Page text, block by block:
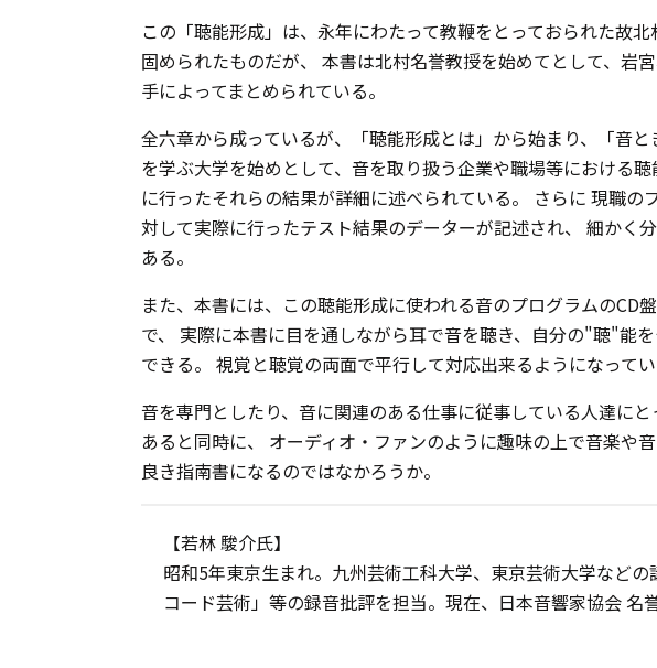
この「聴能形成」は、永年にわたって教鞭をとっておられた故
固められたものだが、 本書は北村名誉教授を始めてとして、岩
手によってまとめられている。
全六章から成っているが、「聴能形成とは」から始まり、「音
を学ぶ大学を始めとして、音を取り扱う企業や職場等における
に行ったそれらの結果が詳細に述べられている。 さらに 現職の
対して実際に行ったテスト結果のデーターが記述され、 細かく
ある。
また、本書には、この聴能形成に使われる音のプログラムのCD
で、 実際に本書に目を通しながら耳で音を聴き、自分の"聴"能
できる。 視覚と聴覚の両面で平行して対応出来るようになってい
音を専門としたり、音に関連のある仕事に従事している人達に
あると同時に、 オーディオ・ファンのように趣味の上で音楽や
良き指南書になるのではなかろうか。
【若林 駿介氏】
昭和5年東京生まれ。九州芸術工科大学、東京芸術大学など
コード芸術」等の録音批評を担当。現在、日本音響家協会 名